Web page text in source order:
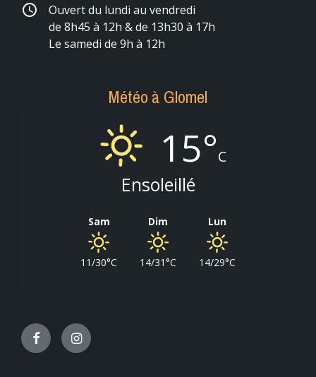
schedule
Ouvert du lundi au vendredi
de 8h45 à 12h & de 13h30 à 17h
Le samedi de 9h à 12h
Météo à Glomel
15°C
Ensoleillé
Sam
11/30°C
Dim
14/31°C
Lun
14/29°C
FacebookInstagram